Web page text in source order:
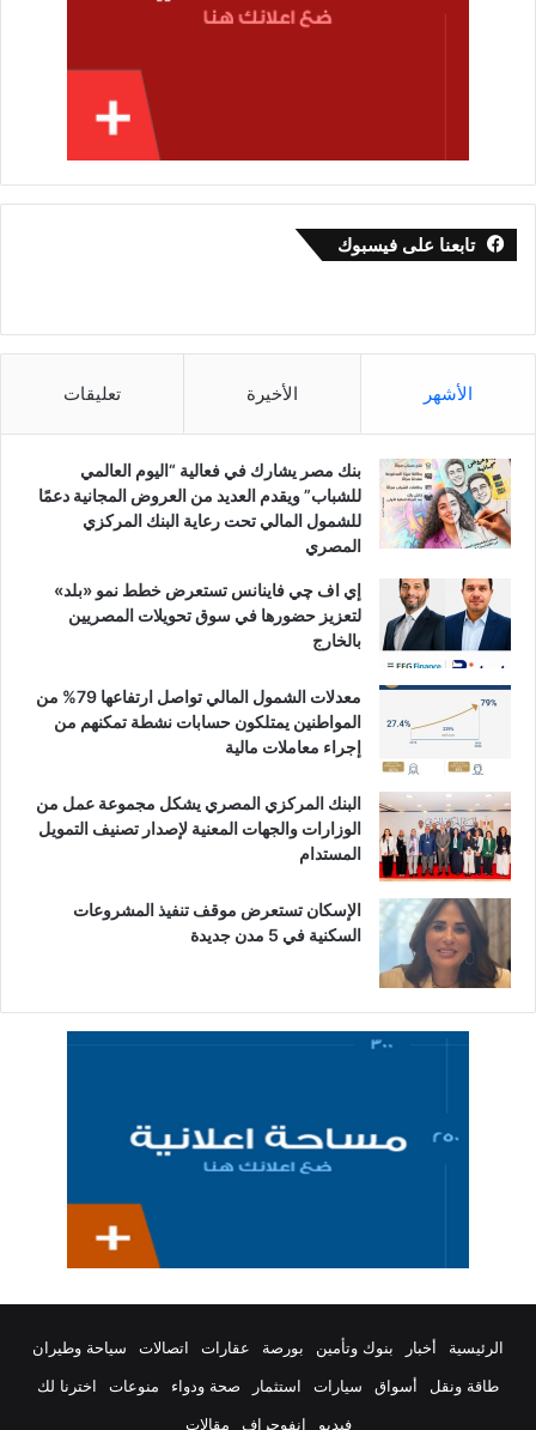
تابعنا على فيسبوك
الأشهر الأخيرة تعليقات
بنك مصر يشارك في فعالية “اليوم العالمي
للشباب” ويقدم العديد من العروض المجانية دعمًا
للشمول المالي تحت رعاية البنك المركزي
المصري
إي اف چي فاينانس تستعرض خطط نمو «بلد»
لتعزيز حضورها في سوق تحويلات المصريين
بالخارج
معدلات الشمول المالي تواصل ارتفاعها 79% من
المواطنين يمتلكون حسابات نشطة تمكنهم من
إجراء معاملات مالية
البنك المركزي المصري يشكل مجموعة عمل من
الوزارات والجهات المعنية لإصدار تصنيف التمويل
المستدام
الإسكان تستعرض موقف تنفيذ المشروعات
السكنية في 5 مدن جديدة
الرئيسية أخبار بنوك وتأمين بورصة عقارات اتصالات
سياحة وطيران
طاقة ونقل
أسواق سيارات استثمار صحة ودواء منوعات
اخترنا لك
فيديو
انفوجراف مقالات